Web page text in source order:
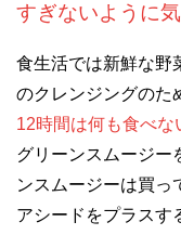
すぎないように
食生活では新鮮な野
のクレンジングのた
12時間は何も食べな
グリーンスムージー
ンスムージーは買っ
アシードをプラスす